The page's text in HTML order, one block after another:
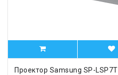
Проектор Samsung SP-LSP7T